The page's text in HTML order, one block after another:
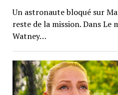
Un astronaute bloqué sur
reste de la mission. Dans Le
Watney…